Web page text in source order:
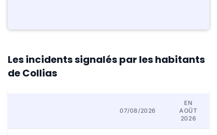
Les incidents signalés par les habitants
de Collias
07/08/2026
EN
AOÛT
2026